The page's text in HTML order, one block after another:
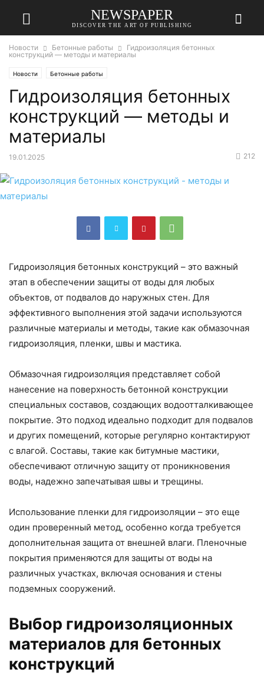
NEWSPAPER
DISCOVER THE ART OF PUBLISHING
Новости Бетонные работы
Гидроизоляция бетонных
конструкций — методы и материалы
Новости Бетонные работы
Гидроизоляция бетонных
конструкций — методы и
материалы
19.01.2025 212
Гидроизоляция бетонных конструкций – это важный
этап в обеспечении защиты от воды для любых
объектов, от подвалов до наружных стен. Для
эффективного выполнения этой задачи используются
различные материалы и методы, такие как обмазочная
гидроизоляция, пленки, швы и мастика.
Обмазочная гидроизоляция представляет собой
нанесение на поверхность бетонной конструкции
специальных составов, создающих водоотталкивающее
покрытие. Это подход идеально подходит для подвалов
и других помещений, которые регулярно контактируют
с влагой. Составы, такие как битумные мастики,
обеспечивают отличную защиту от проникновения
воды, надежно запечатывая швы и трещины.
Использование пленки для гидроизоляции – это еще
один проверенный метод, особенно когда требуется
дополнительная защита от внешней влаги. Пленочные
покрытия применяются для защиты от воды на
различных участках, включая основания и стены
подземных сооружений.
Выбор гидроизоляционных
материалов для бетонных
конструкций